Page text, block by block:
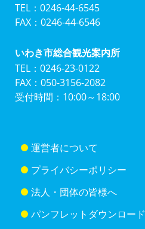
TEL：0246-44-6545
FAX：0246-44-6546
いわき市総合観光案内所
TEL：0246-23-0122
FAX：050-3156-2082
受付時間：10:00～18:00
運営者について
プライバシーポリシー
法人・団体の皆様へ
パンフレットダウンロード